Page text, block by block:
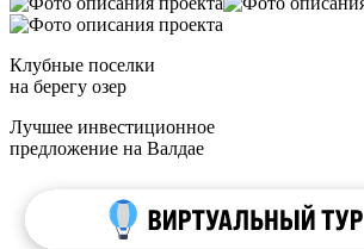
Клубные поселки
на берегу озер
Лучшее инвестиционное
предложение на Валдае